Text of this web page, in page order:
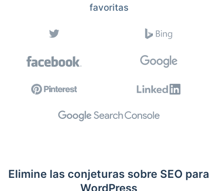
favoritas
Elimine las conjeturas sobre SEO para
WordPress